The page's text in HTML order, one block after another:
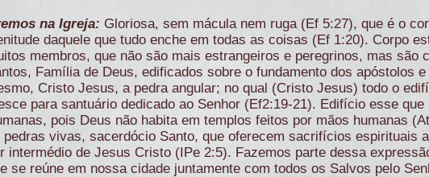
na Igreja: Gloriosa, sem mácula nem ruga (Ef 5:27), que é o
daquele que tudo enche em todas as coisas (Ef 1:20). Corpo
membros, que não são mais estrangeiros e peregrinos, mas são
Família de Deus, edificados sobre o fundamento dos apóstolos
Cristo Jesus, a pedra angular; no qual (Cristo Jesus) todo o
para santuário dedicado ao Senhor (Ef2:19-21). Edifício esse que
pois Deus não habita em templos feitos por mãos humanas
pedras vivas, sacerdócio Santo, que oferecem sacrifícios espirituais
intermédio de Jesus Cristo (IPe 2:5). Fazemos parte dessa
se reúne em nossa cidade juntamente com todos os Salvos pelo